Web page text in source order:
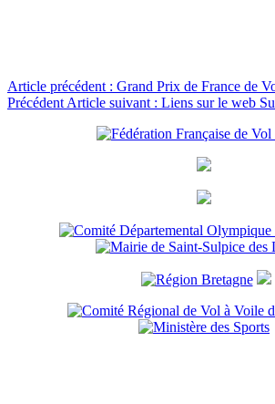
Article précédent : Grand Prix de France de
Précédent Article suivant : Liens sur le web